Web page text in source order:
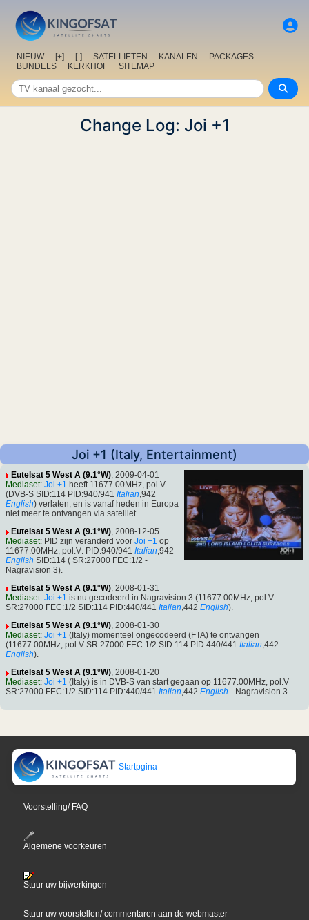
NIEUW [+] [-] SATELLIETEN KANALEN
PACKAGES
BUNDELS
KERKHOF SITEMAP
Change Log: Joi +1
Joi +1 (Italy, Entertainment)
Eutelsat 5 West A (9.1°W), 2009-04-01
Mediaset: Joi +1 heeft 11677.00MHz, pol.V
(DVB-S SID:114 PID:940/941 Italian,942
English) verlaten, en is vanaf heden in Europa
niet meer te ontvangen via satelliet.
Eutelsat 5 West A (9.1°W), 2008-12-05
Mediaset: PID zijn veranderd voor Joi +1 op
11677.00MHz, pol.V: PID:940/941 Italian,942
English SID:114 ( SR:27000 FEC:1/2 -
Nagravision 3).
Eutelsat 5 West A (9.1°W), 2008-01-31
Mediaset: Joi +1 is nu gecodeerd in Nagravision 3 (11677.00MHz, pol.V
SR:27000 FEC:1/2 SID:114 PID:440/441 Italian,442 English).
Eutelsat 5 West A (9.1°W), 2008-01-30
Mediaset: Joi +1 (Italy) momenteel ongecodeerd (FTA) te ontvangen
(11677.00MHz, pol.V SR:27000 FEC:1/2 SID:114 PID:440/441 Italian,442
English).
Eutelsat 5 West A (9.1°W), 2008-01-20
Mediaset: Joi +1 (Italy) is in DVB-S van start gegaan op 11677.00MHz, pol.V
SR:27000 FEC:1/2 SID:114 PID:440/441 Italian,442 English - Nagravision 3.
Startpgina
Voorstelling/ FAQ
Algemene voorkeuren
Stuur uw bijwerkingen
Stuur uw voorstellen/ commentaren aan de webmaster